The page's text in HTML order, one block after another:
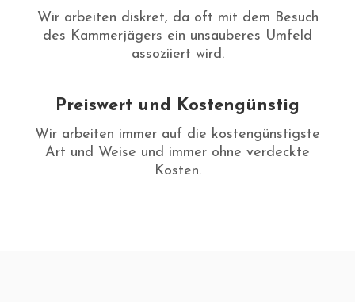
Wir arbeiten diskret, da oft mit dem Besuch
des Kammerjägers ein unsauberes Umfeld
assoziiert wird.
Preiswert und Kostengünstig
Wir arbeiten immer auf die kostengünstigste
Art und Weise und immer ohne verdeckte
Kosten.